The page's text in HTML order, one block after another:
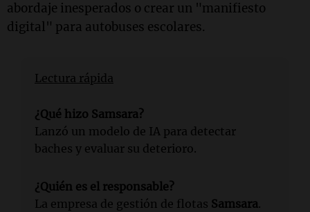
abordaje inesperados o crear un "manifiesto
digital" para autobuses escolares.
Lectura rápida
¿Qué hizo Samsara?
Lanzó un modelo de IA para detectar
baches y evaluar su deterioro.
¿Quién es el responsable?
La empresa de gestión de flotas Samsara.